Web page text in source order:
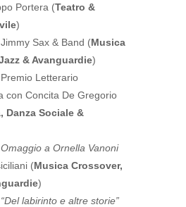
Portera (Teatro &
)
Sax & Band (Musica
& Avanguardie)
Letterario
con Concita De Gregorio
Danza Sociale &
Omaggio a Ornella Vanoni
(Musica Crossover,
)
“Del labirinto e altre storie”